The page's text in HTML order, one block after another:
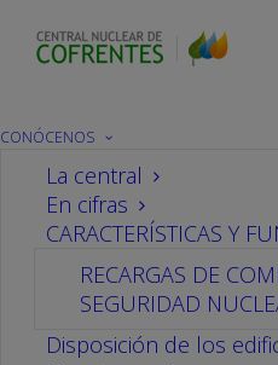
CONÓCENOS
La central
En cifras
CARACTERÍSTICAS Y
RECARGAS DE
SEGURIDAD
Disposición de los
Sala de comunicación
La central
Cofrentes